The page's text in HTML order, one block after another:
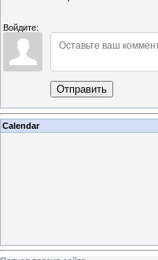
Войдите:
Отправить
Calendar